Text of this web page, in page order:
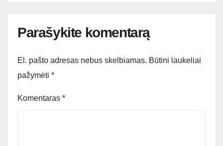
Parašykite komentarą
El. pašto adresas nebus skelbiamas. Būtini laukeliai
pažymėti *
Komentaras *